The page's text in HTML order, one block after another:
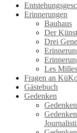
Erinnerungen
Bauhaus
Der
Drei
Les
Fragen an
Gästebuch
Gedenken